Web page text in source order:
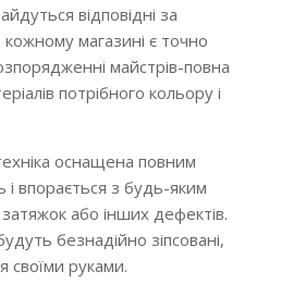
відповідні за
магазині є точно
майстрів-повна
потрібного кольору і
оснащена повним
впорається з будь-яким
або інших дефектів.
безнадійно зіпсовані,
своїми руками.